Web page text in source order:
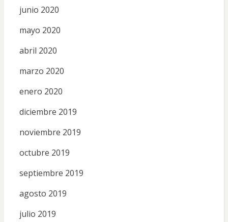
junio 2020
mayo 2020
abril 2020
marzo 2020
enero 2020
diciembre 2019
noviembre 2019
octubre 2019
septiembre 2019
agosto 2019
julio 2019